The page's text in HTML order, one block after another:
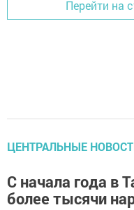
Перейти на
ЦЕНТРАЛЬНЫЕ
С начала года в
более тысячи